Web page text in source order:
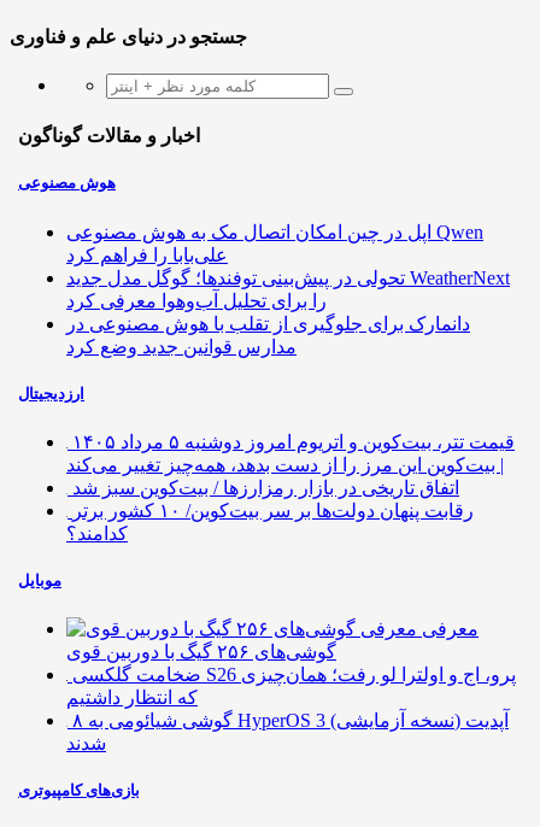
جستجو در دنیای علم و فناوری
اخبار و مقالات گوناگون
هوش مصنوعی
اپل در چین امکان اتصال مک به هوش مصنوعی Qwen
علی‌بابا را فراهم کرد
تحولی در پیش‌بینی توفندها؛ گوگل مدل جدید WeatherNext
را برای تحلیل آب‌وهوا معرفی کرد
دانمارک برای جلوگیری از تقلب با هوش مصنوعی در
مدارس قوانین جدید وضع کرد
ارزدیجیتال
قیمت تتر، بیت‌کوین و اتریوم امروز دوشنبه ۵ مرداد ۱۴۰۵
| بیت‌کوین این مرز را از دست بدهد، همه‌چیز تغییر می‌کند
اتفاق تاریخی در بازار رمزارزها / بیت‌کوین سبز شد
رقابت پنهان دولت‌ها بر سر بیت‌کوین/ ۱۰ کشور برتر
کدامند؟
موبایل
معرفی
گوشی‌های ۲۵۶ گیگ با دوربین قوی
ضخامت گلکسی S26 پرو، اج و اولترا لو رفت؛ همان‌چیزی
که انتظار داشتیم
۸ گوشی شیائومی به HyperOS 3 (نسخه آزمایشی) آپدیت
شدند
بازی‌های کامپیوتری